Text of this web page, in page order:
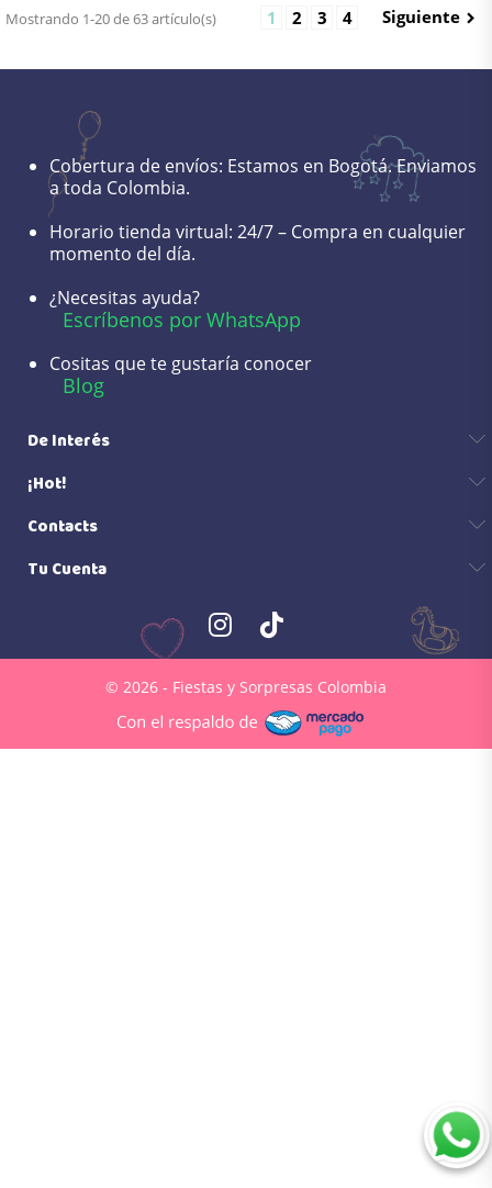
Mostrando 1-20 de 63 artículo(s) 1 2 3 4 Siguiente 
Cobertura de envíos: Estamos en Bogotá. Enviamos
a toda Colombia.
Horario tienda virtual: 24/7 – Compra en cualquier
momento del día.
¿Necesitas ayuda?
Escríbenos por WhatsApp
Cositas que te gustaría conocer
Blog
De Interés
¡Hot!
Contacts
Tu Cuenta
© 2026 - Fiestas y Sorpresas Colombia